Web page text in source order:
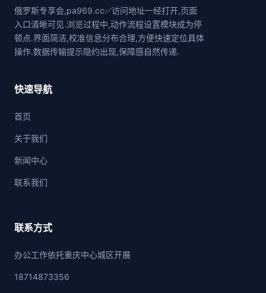
俄罗斯专享会,pa969.cc✅访问地址一经打开,页面
入口清晰可见.浏览过程中,动作流程设置模块成为停
顿点.界面简洁,校准信息分布合理,方便快速定位具体
操作.数据传输提示隐约出现,保障感自然传递.
快速导航
首页
关于我们
新闻中心
联系我们
联系方式
办公工作依托重庆中心城区开展
18714873356